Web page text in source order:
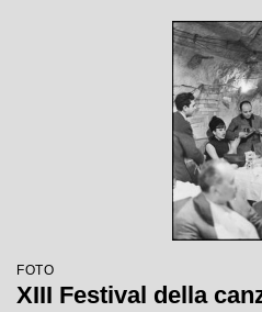
FOTO
XIII Festival della